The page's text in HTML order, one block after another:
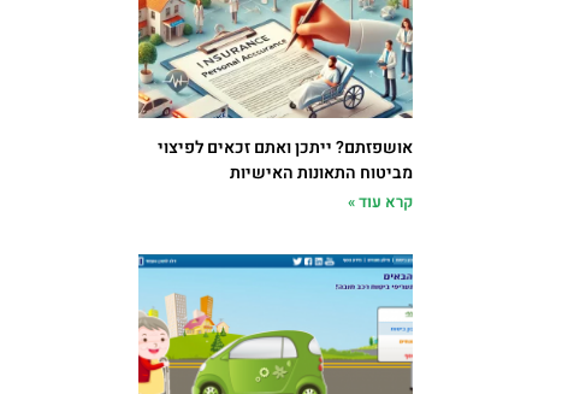
אושפזתם? ייתכן ואתם זכאים לפיצוי
מביטוח התאונות האישיות
קרא עוד »